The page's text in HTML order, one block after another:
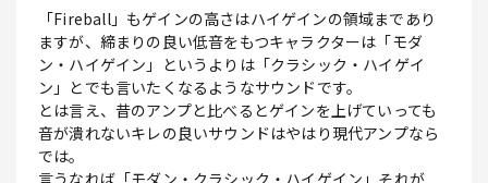
「Fireball」もゲインの高さはハイゲインの領域まであり
ますが、締まりの良い低音をもつキャラクターは「モダ
ン・ハイゲイン」というよりは「クラシック・ハイゲイ
ン」とでも言いたくなるようなサウンドです。
とは言え、昔のアンプと比べるとゲインを上げていっても
音が潰れないキレの良いサウンドはやはり現代アンプなら
では。